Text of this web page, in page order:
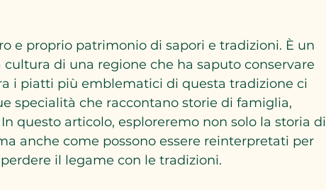
e proprio patrimonio di sapori e tradizioni. È un
di una regione che ha saputo conservare
i piatti più emblematici di questa tradizione ci
specialità che raccontano storie di famiglia,
questo articolo, esploreremo non solo la storia di
anche come possono essere reinterpretati per
il legame con le tradizioni.